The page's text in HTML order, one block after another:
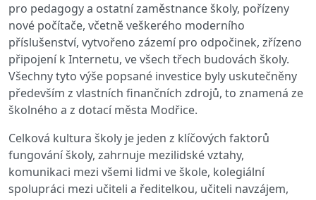
pro pedagogy a ostatní zaměstnance školy, pořízeny
nové počítače, včetně veškerého moderního
příslušenství, vytvořeno zázemí pro odpočinek, zřízeno
připojení k Internetu, ve všech třech budovách školy.
Všechny tyto výše popsané investice byly uskutečněny
především z vlastních finančních zdrojů, to znamená ze
školného a z dotací města Modřice.
Celková kultura školy je jeden z klíčových faktorů
fungování školy, zahrnuje mezilidské vztahy,
komunikaci mezi všemi lidmi ve škole, kolegiální
spolupráci mezi učiteli a ředitelkou, učiteli navzájem,